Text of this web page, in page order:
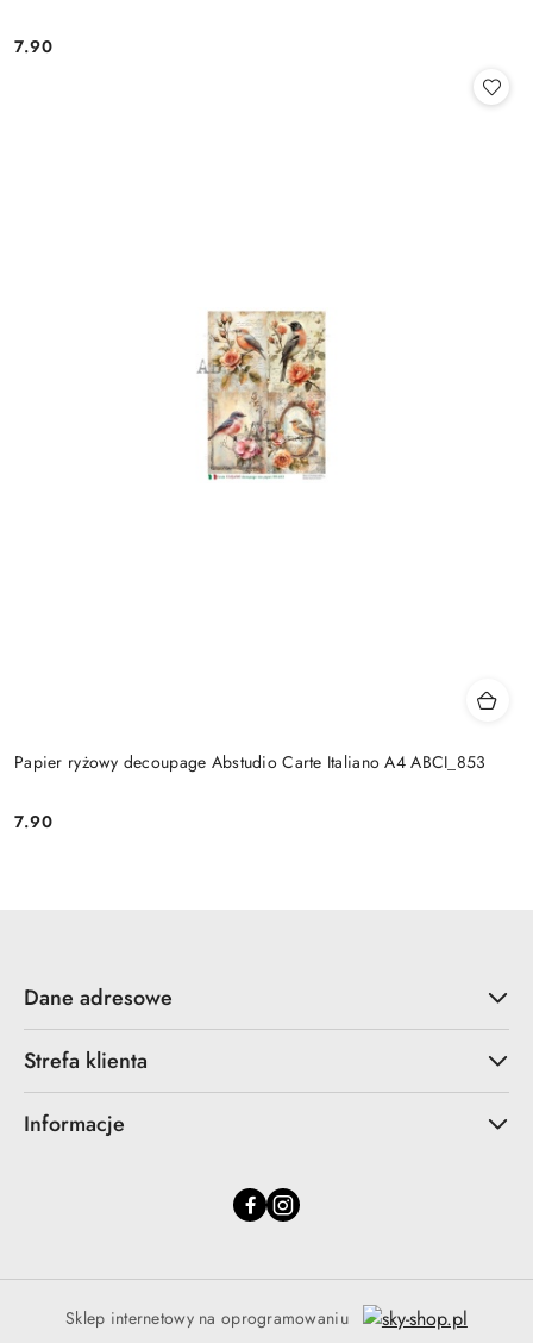
Cena:
7.90
Papier ryżowy decoupage Abstudio Carte Italiano A4 ABCI_853
Cena:
7.90
Dane adresowe
Strefa klienta
Informacje
Sklep internetowy na oprogramowaniu